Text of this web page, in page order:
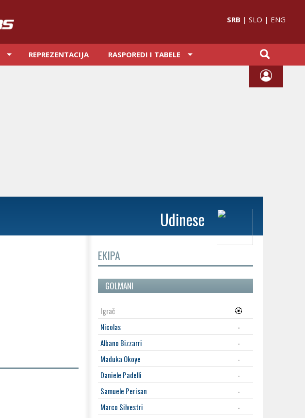
SRB | SLO | ENG
REPREZENTACIJA RASPOREDI I TABELE
EKIPA
GOLMANI
Igrač
Nicolas
-
Albano Bizzarri
-
Maduka Okoye
-
Daniele Padelli
-
Samuele Perisan
-
Marco Silvestri
-
Udinese